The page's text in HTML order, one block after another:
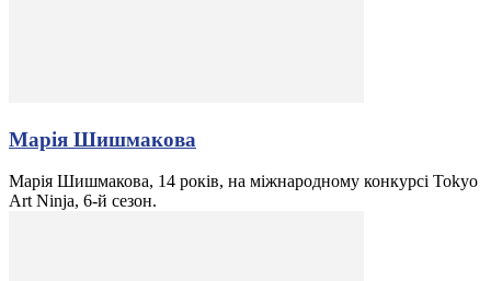
Марія Шишмакова
Марія Шишмакова, 14 років, на міжнародному конкурсі Tokyo
Art Ninja, 6-й сезон.